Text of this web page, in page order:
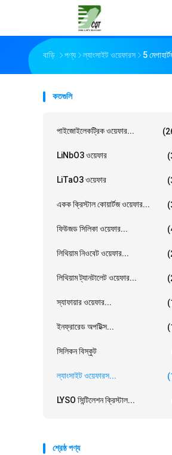
বাড়ি পণ্য ল্যাংসাইট ওয়েফারস 5
কতগুলি
পাইজোইলেকট্রিক ওয়েফার...
LiNbO3 ওয়েফার
LiTaO3 ওয়েফার
একক ক্রিস্টাল কোয়ার্টজ ওয়েফার...
ফিউজড সিলিকা ওয়েফার...
লিথিয়াম নিওবেট ওয়েফার...
লিথিয়াম ট্যানটালেট ওয়েফার...
স্যাফায়ার ওয়েফার...
ইনফ্রারেড অপটিক্স...
সিলিকন বিস্কুট
ল্যাংসাইট ওয়েফারস...
LYSO সিন্টিলেশন ক্রিস্টাল...
শ্রেষ্ঠ পণ্য